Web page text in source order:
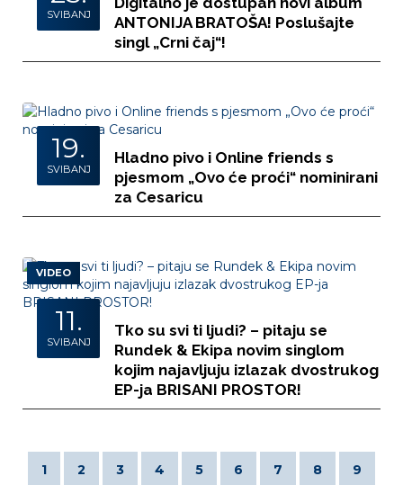
SVIBANJ
ANTONIJA BRATOŠA! Poslušajte
singl „Crni čaj“!
19.
SVIBANJ
Hladno pivo i Online friends s
pjesmom „Ovo će proći“ nominirani
za Cesaricu
VIDEO
11.
SVIBANJ
Tko su svi ti ljudi? – pitaju se
Rundek & Ekipa novim singlom
kojim najavljuju izlazak dvostrukog
EP-ja BRISANI PROSTOR!
1 2 3 4 5 6 7 8 9